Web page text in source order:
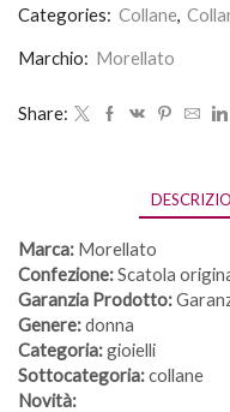
Categories: Collane,
Marchio: Morellato
Share:
Marca: Morellato
Confezione:Scatola
Garanzia Prodotto:
Genere:donna
Categoria:gioielli
Sottocategoria:collane
Novità: